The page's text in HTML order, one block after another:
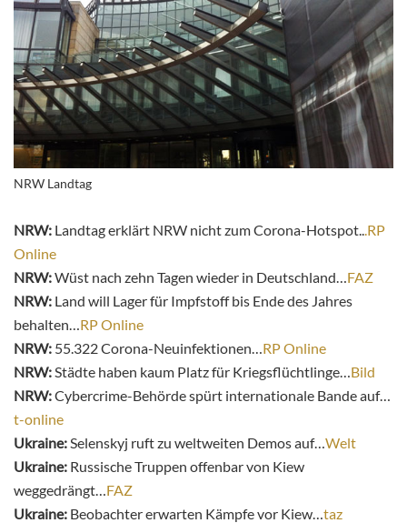
NRW Landtag
NRW: Landtag erklärt NRW nicht zum Corona-Hotspot.. .RP
Online
NRW:Wüst nach zehn Tagen wieder in Deutschland… FAZ
NRW: Land will Lager für Impfstoff bis Ende des Jahres
behalten… RP Online
NRW: 55.322 Corona-Neuinfektionen… RP Online
NRW: Städte haben kaum Platz für Kriegsflüchtlinge… Bild
NRW:Cybercrime-Behörde spürt internationale Bande auf…
t-online
Ukraine: Selenskyj ruft zu weltweiten Demos auf… Welt
Ukraine: Russische Truppen offenbar von Kiew
weggedrängt… FAZ
Ukraine: Beobachter erwarten Kämpfe vor Kiew… taz